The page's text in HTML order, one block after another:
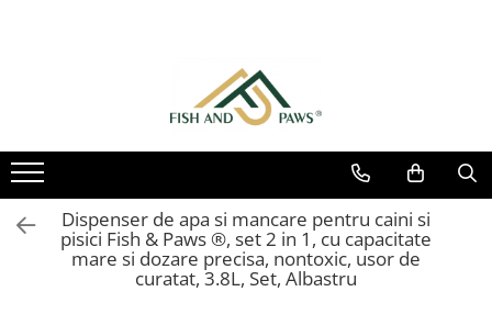
Dispenser de apa si mancare pentru caini si
pisici Fish & Paws ®, set 2 in 1, cu capacitate
mare si dozare precisa, nontoxic, usor de
curatat, 3.8L, Set, Albastru